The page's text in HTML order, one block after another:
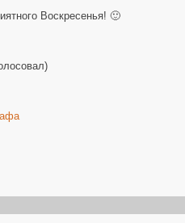
Воскресенья! 🙂